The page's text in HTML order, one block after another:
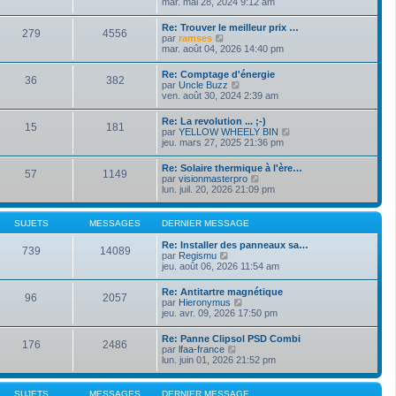
g
i
e
r
m
e
s
s
a
g
e
e
r
e
s
r
l
e
d
e
r
n
i
e
r
m
e
s
s
a
g
e
279 4556
Re: Trouver le meilleur prix …
par ramses
o
l
e
d
e
r
n
i
e
r
m
e
s
s
g
mar. août 04, 2026 14:40 pm
36 382
Re: Comptage d'énergie
par Uncle Buzz
o
l
e
d
e
r
n
i
e
r
m
e
s
s
a
ven. août 30, 2024 2:39 am
15 181
Re: La revolution ... ;-)
par YELLOW WHEELY BIN
l
e
r
i
e
e
jeu. mars 27, 2025 21:36 pm
57 1149
Re: Solaire thermique à l'ère…
par visionmasterpro
o
r
d
e
r
n
i
e
m
e
s
a
g
e
lun. juil. 20, 2026 21:09 pm
SUJETS MESSAGES DERNIER MESSAGE
739 14089
Re: Installer des panneaux sa…
par Regismu
o
l
e
d
e
r
n
i
e
r
m
jeu. août 06, 2026 11:54 am
96 2057
Re: Antitartre magnétique
par Hieronymus
o
r
l
e
d
e
r
jeu. avr. 09, 2026 17:50 pm
176 2486
Re: Panne Clipsol PSD Combi
par lfaa-france
o
r
l
lun. juin 01, 2026 21:52 pm
SUJETS MESSAGES DERNIER MESSAGE